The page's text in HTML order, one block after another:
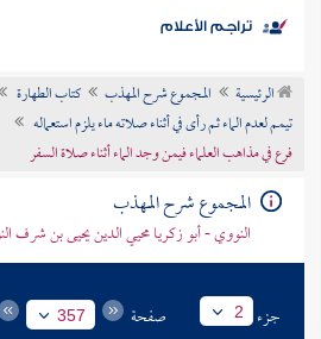
موضوعي
تراجم الأعلام
الرئيسية المجموع شرح المهذب كتاب الطهارة
تيمم لعدم الماء ثم رأى في أثناء صلاته ماء يلزم استعماله
فرع في مذاهب العلماء فيمن وجد الماء أثناء صلاة السفر
المجموع شرح المهذب
النووي - أبو زكريا محيي الدين يحيى بن شرف
جزء 2 صفحة 357